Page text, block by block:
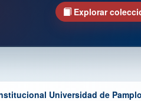
Explorar
Universidad de